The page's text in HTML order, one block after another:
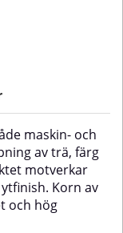
maskin- och
av trä, färg
motverkar
Korn av
och hög